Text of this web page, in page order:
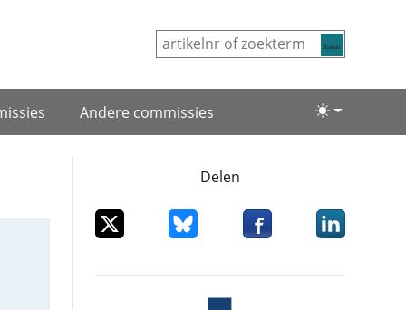
Lichte/
Andere commissies
Delen
Deel dit item op XDeel dit item op Bluesky
Deel dit item op
Deel dit